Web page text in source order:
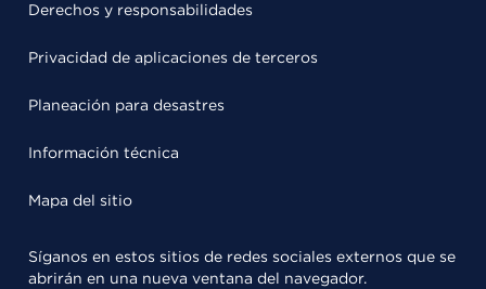
Derechos y responsabilidades
Privacidad de aplicaciones de terceros
Planeación para desastres
Información técnica
Mapa del sitio
Síganos en estos sitios de redes sociales externos que se
abrirán en una nueva ventana del navegador.